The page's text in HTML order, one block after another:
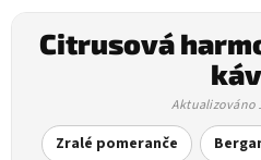
Citrusová
Aktualizováno
Zralé pomeranče